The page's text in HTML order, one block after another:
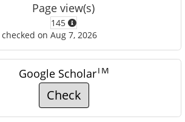
Page view(s)
145
checked on Aug 7, 2026
Google ScholarTM
Check